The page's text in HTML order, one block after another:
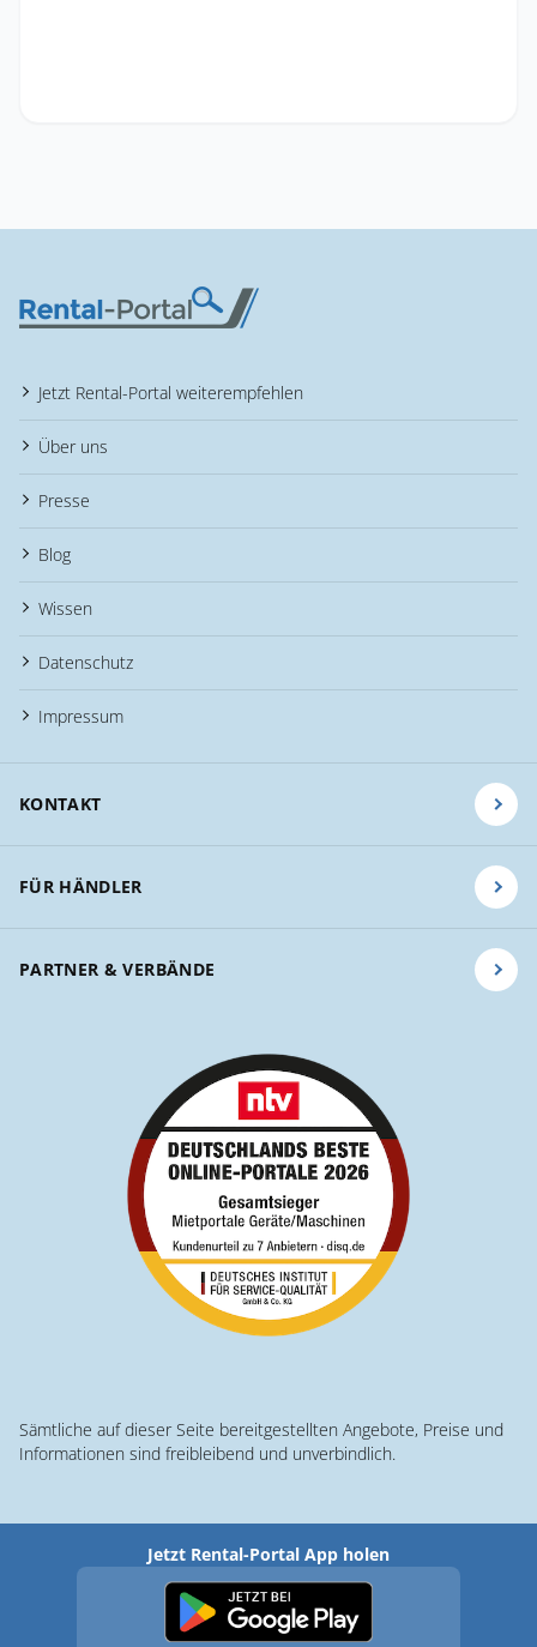
Jetzt Rental-Portal weiterempfehlen
Über uns
Presse
Blog
Wissen
Datenschutz
Impressum
KONTAKT
FÜR HÄNDLER
PARTNER & VERBÄNDE
Sämtliche auf dieser Seite bereitgestellten Angebote, Preise und
Informationen sind freibleibend und unverbindlich.
Jetzt Rental-Portal App holen